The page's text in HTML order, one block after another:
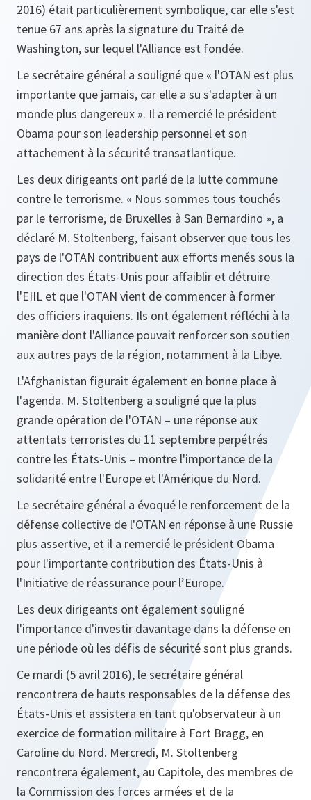
2016) était particulièrement symbolique, car elle s'est
tenue 67 ans après la signature du Traité de
Washington, sur lequel l'Alliance est fondée.
Le secrétaire général a souligné que « l'OTAN est plus
importante que jamais, car elle a su s'adapter à un
monde plus dangereux ». Il a remercié le président
Obama pour son leadership personnel et son
attachement à la sécurité transatlantique.
Les deux dirigeants ont parlé de la lutte commune
contre le terrorisme. « Nous sommes tous touchés
par le terrorisme, de Bruxelles à San Bernardino », a
déclaré M. Stoltenberg, faisant observer que tous les
pays de l'OTAN contribuent aux efforts menés sous la
direction des États-Unis pour affaiblir et détruire
l'EIIL et que l'OTAN vient de commencer à former
des officiers iraquiens. Ils ont également réfléchi à la
manière dont l'Alliance pouvait renforcer son soutien
aux autres pays de la région, notamment à la Libye.
L'Afghanistan figurait également en bonne place à
l'agenda. M. Stoltenberg a souligné que la plus
grande opération de l'OTAN – une réponse aux
attentats terroristes du 11 septembre perpétrés
contre les États-Unis – montre l'importance de la
solidarité entre l'Europe et l'Amérique du Nord.
Le secrétaire général a évoqué le renforcement de la
défense collective de l'OTAN en réponse à une Russie
plus assertive, et il a remercié le président Obama
pour l'importante contribution des États‑Unis à
l'Initiative de réassurance pour l’Europe.
Les deux dirigeants ont également souligné
l'importance d'investir davantage dans la défense en
une période où les défis de sécurité sont plus grands.
Ce mardi (5 avril 2016), le secrétaire général
rencontrera de hauts responsables de la défense des
États-Unis et assistera en tant qu'observateur à un
exercice de formation militaire à Fort Bragg, en
Caroline du Nord. Mercredi, M. Stoltenberg
rencontrera également, au Capitole, des membres de
la Commission des forces armées et de la